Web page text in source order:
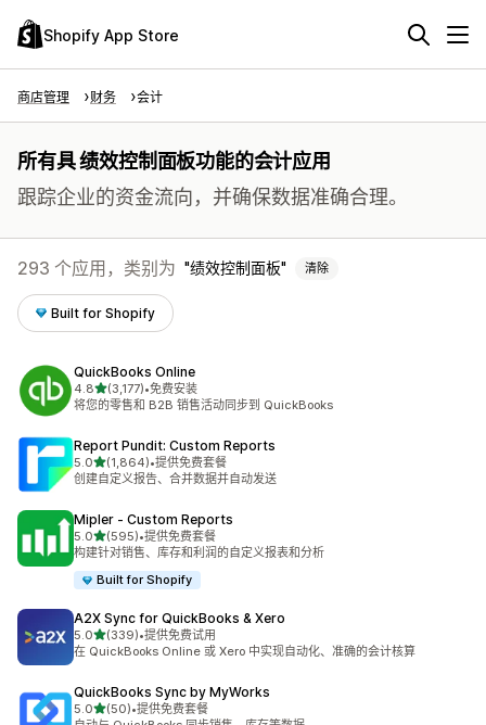
Shopify App Store
商店管理 财务 会计
所有具 绩效控制面板功能的会计应用
跟踪企业的资金流向，并确保数据准确合理。
293 个应用，类别为 绩效控制面板 清除
Built for Shopify
QuickBooks Online
4.8星（满分 5 星）
(3,177)
总共 3177 条评论
•免费安装
将您的零售和 B2B 销售活动同步到 QuickBooks
Report Pundit: Custom Reports
5.0星（满分 5 星）
(1,864)
总共 1864 条评论
•提供免费套餐
创建自定义报告、合并数据并自动发送
Mipler ‑ Custom Reports
5.0星（满分 5 星）
(595)
总共 595 条评论
•提供免费套餐
构建针对销售、库存和利润的自定义报表和分析
Built for Shopify
A2X Sync for QuickBooks & Xero
5.0星（满分 5 星）
(339)
总共 339 条评论
•提供免费试用
在 QuickBooks Online 或 Xero 中实现自动化、准确的会计核算
QuickBooks Sync by MyWorks
5.0星（满分 5 星）
(50)
总共 50 条评论
•提供免费套餐